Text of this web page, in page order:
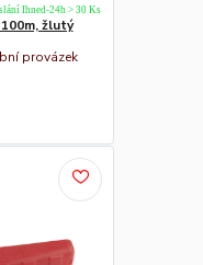
žlutý
provázek
Ihned-24h > 30 Ks